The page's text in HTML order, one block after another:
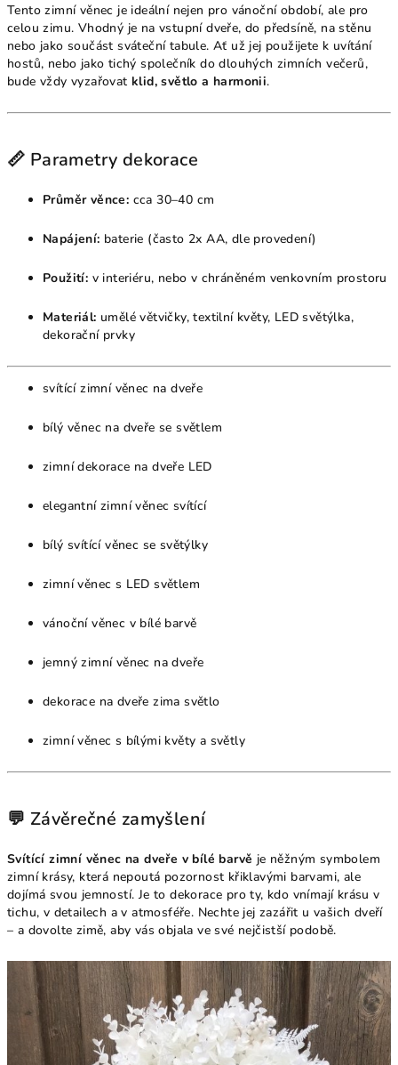
Tento zimní věnec je ideální nejen pro vánoční období, ale pro
celou zimu. Vhodný je na vstupní dveře, do předsíně, na stěnu
nebo jako součást sváteční tabule. Ať už jej použijete k uvítání
hostů, nebo jako tichý společník do dlouhých zimních večerů,
bude vždy vyzařovat klid, světlo a harmonii.
📏 Parametry dekorace
Průměr věnce: cca 30–40 cm
Napájení: baterie (často 2x AA, dle provedení)
Použití: v interiéru, nebo v chráněném venkovním prostoru
Materiál: umělé větvičky, textilní květy, LED světýlka,
dekorační prvky
svítící zimní věnec na dveře
bílý věnec na dveře se světlem
zimní dekorace na dveře LED
elegantní zimní věnec svítící
bílý svítící věnec se světýlky
zimní věnec s LED světlem
vánoční věnec v bílé barvě
jemný zimní věnec na dveře
dekorace na dveře zima světlo
zimní věnec s bílými květy a světly
💬 Závěrečné zamyšlení
Svítící zimní věnec na dveře v bílé barvě je něžným symbolem
zimní krásy, která nepoutá pozornost křiklavými barvami, ale
dojímá svou jemností. Je to dekorace pro ty, kdo vnímají krásu v
tichu, v detailech a v atmosféře. Nechte jej zazářit u vašich dveří
– a dovolte zimě, aby vás objala ve své nejčistší podobě.